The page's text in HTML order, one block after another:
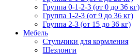
Группа 0-1-2-3 (от 0 до 36 кг)
Группа 1-2-3 (от 9 до 36 кг)
Группа 2-3 (от 15 до 36 кг)
Мебель
Cтульчики для кормления
Шезлонги